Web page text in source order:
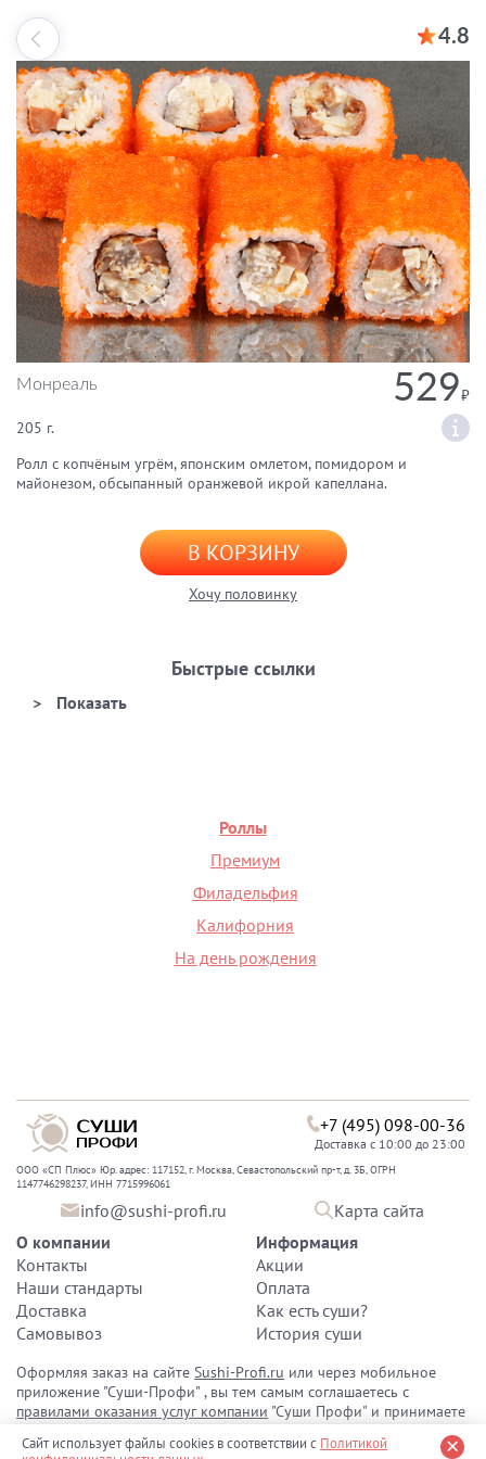
4.8
Монреаль 529
205 г.
Ролл с копчёным угрём, японским омлетом, помидором и
майонезом, обсыпанный оранжевой икрой капеллана.
В КОРЗИНУ
Хочу половинку
Быстрые ссылки
Роллы
Премиум
Филадельфия
Калифорния
На день рождения
+7 (495) 098-00-36
Доставка с 10:00 до 23:00
ООО «СП Плюс» Юр. адрес: 117152, г. Москва, Севастопольский пр-т, д. 3Б, ОГРН
1147746298237, ИНН 7715996061
info@sushi-profi.ru
Карта сайта
О компании
Контакты
Наши стандарты
Доставка
Самовывоз
Информация
Акции
Оплата
Как есть суши?
История суши
Оформляя заказ на сайтеSushi-Profi.ru или через мобильное
приложение "Суши-Профи" , вы тем самым соглашаетесь с
правилами оказания услуг компании "Суши Профи" и принимаете
Сайт использует файлы cookies в соответствии с Политикой